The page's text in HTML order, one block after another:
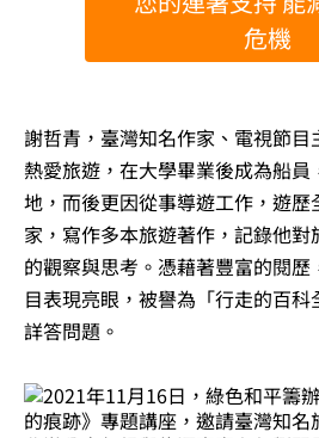
危機
謝哲青，臺灣知名作家、電視節
熱愛旅遊，在大學畢業後成為船
地，而後更因從事導遊工作，遊
家，寫作多本旅遊著作，記錄他
的觀察與思考。憑藉著豐富的閱
目表現亮眼，被譽為「行走的百
詳答問題。